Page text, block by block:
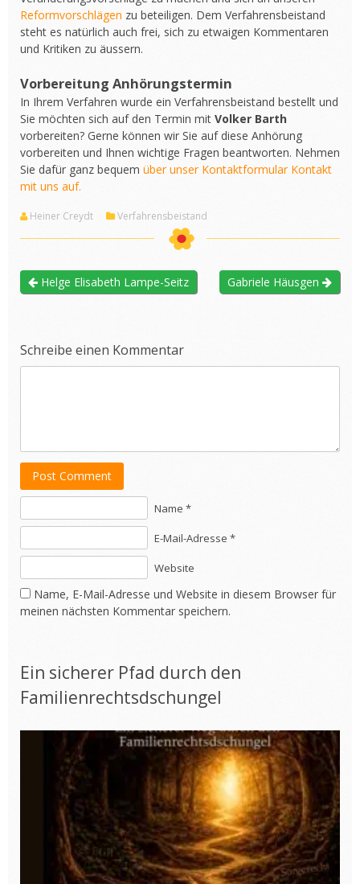
Reformvorschlägen zu beteiligen. Dem Verfahrensbeistand
steht es natürlich auch frei, sich zu etwaigen Kommentaren
und Kritiken zu äussern.
Vorbereitung Anhörungstermin
In Ihrem Verfahren wurde ein Verfahrensbeistand bestellt und
Sie möchten sich auf den Termin mit Volker Barth
vorbereiten? Gerne können wir Sie auf diese Anhörung
vorbereiten und Ihnen wichtige Fragen beantworten. Nehmen
Sie dafür ganz bequem über unser Kontaktformular Kontakt
mit uns auf.
Heiner Creydt Verfahrensbeistand
Helge Elisabeth Lampe-Seitz Gabriele Häusgen
Schreibe einen Kommentar
Post Comment
Name *
E-Mail-Adresse *
Website
Name, E-Mail-Adresse und Website in diesem Browser für
meinen nächsten Kommentar speichern.
Ein sicherer Pfad durch den
Familienrechtsdschungel